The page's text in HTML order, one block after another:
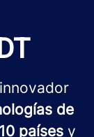
de
10 países y